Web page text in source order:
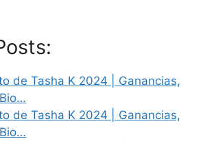
de Tasha K 2024 | Ganancias,
de Tasha K 2024 | Ganancias,